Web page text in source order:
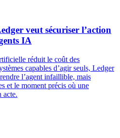
veut sécuriser l’action
IA
réduit le coût des
capables d’agir seuls, Ledger
l’agent infaillible, mais
et le moment précis où une
acte.